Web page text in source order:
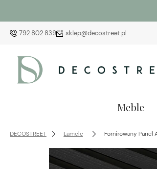
792 802 839 sklep@decostreet.pl
Meble
DECOSTREET Lamele Fornirowany Panel